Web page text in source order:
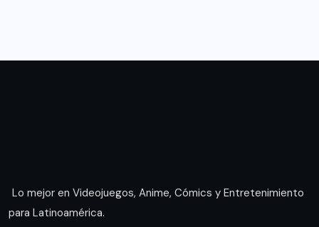
Lo mejor en Videojuegos, Anime, Cómics y Entretenimiento
para Latinoamérica.